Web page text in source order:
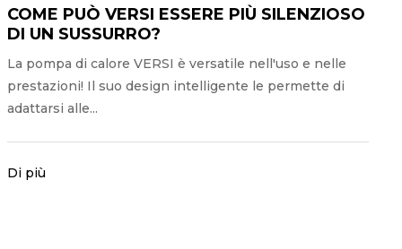
COME PUÒ VERSI ESSERE PIÙ SILENZIOSO
DI UN SUSSURRO?
La pompa di calore VERSI è versatile nell'uso e nelle
prestazioni! Il suo design intelligente le permette di
adattarsi alle...
Di più